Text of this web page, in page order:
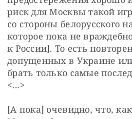
риск для Москвы такой
со стороны белорусского
которое пока не
к России]. То есть
допущенных в Украине
брать только самые
<…>
[А пока] очевидно, что,